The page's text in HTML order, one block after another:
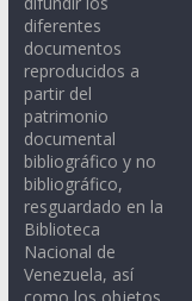
diferentes
documentos
reproducidos a
partir del
patrimonio
documental
bibliográfico y no
bibliográfico,
resguardado en la
Biblioteca
Nacional de
Venezuela, así